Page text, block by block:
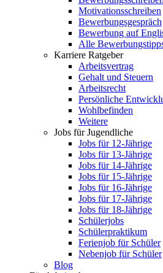
Motivationsschreiben
Bewerbungsgespräch
Bewerbung auf
Alle
Karriere Ratgeber
Arbeitsvertrag
Gehalt und Steuern
Arbeitsrecht
Persönliche
Wohlbefinden
Weitere
Jobs für Jugendliche
Jobs für 12-Jährige
Jobs für 13-Jährige
Jobs für 14-Jährige
Jobs für 15-Jährige
Jobs für 16-Jährige
Jobs für 17-Jährige
Jobs für 18-Jährige
Schülerjobs
Schülerpraktikum
Ferienjob für Schüler
Nebenjob für Schüler
Blog